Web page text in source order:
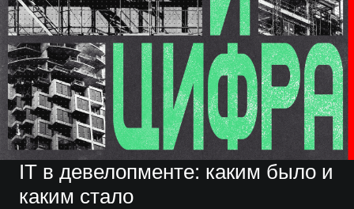
IT в девелопменте: каким было и
каким стало